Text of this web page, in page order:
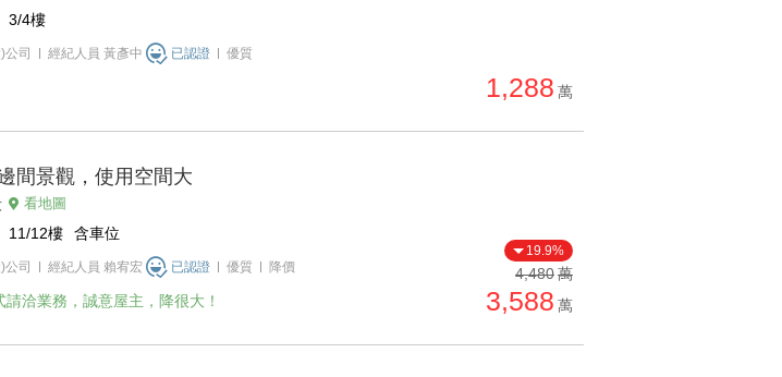
3/4樓
公司 經紀人員 黃彥中 已認證 優質
1,288 萬
間景觀，使用空間大
看地圖
11/12樓 含車位
公司 經紀人員 賴宥宏 已認證 優質 降價
洽業務，誠意屋主，降很大！
19.9%
4,480萬
3,588 萬